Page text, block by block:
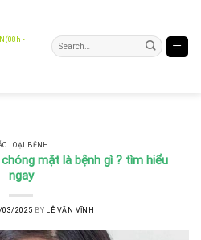
-
LOẠI BỆNH
mặt là bệnh gì ? tìm hiểu
ngay
03/2025 BY LÊ VĂN VĨNH